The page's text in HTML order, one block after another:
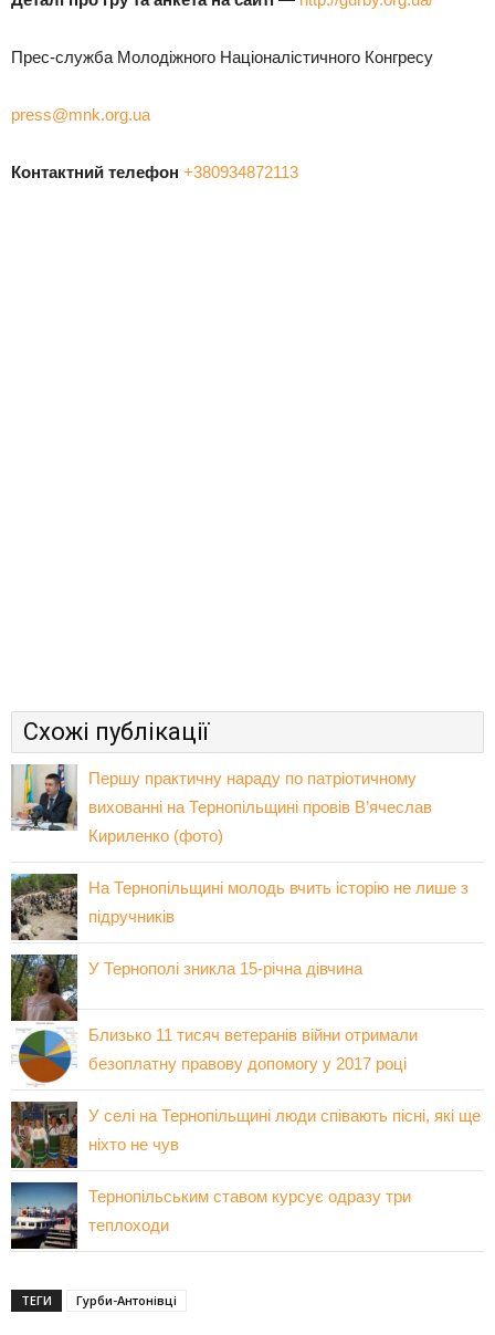
Прес-служба Молодіжного Націоналістичного Конгресу
press@mnk.org.ua
Контактний телефон +380934872113
Схожі публікації
Першу практичну нараду по патріотичному
вихованні на Тернопільщині провів В’ячеслав
Кириленко (фото)
На Тернопільщині молодь вчить історію не лише з
підручників
У Тернополі зникла 15-річна дівчина
Близько 11 тисяч ветеранів війни отримали
безоплатну правову допомогу у 2017 році
У селі на Тернопільщині люди співають пісні, які ще
ніхто не чув
Тернопільським ставом курсує одразу три
теплоходи
ТЕГИ Гурби-Антонівці